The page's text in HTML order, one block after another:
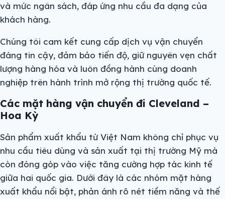
và mức ngân sách, đáp ứng nhu cầu đa dạng của
khách hàng.
Chúng tôi cam kết cung cấp dịch vụ vận chuyển
đáng tin cậy, đảm bảo tiến độ, giữ nguyên vẹn chất
lượng hàng hóa và luôn đồng hành cùng doanh
nghiệp trên hành trình mở rộng thị trường quốc tế.
Các mặt hàng vận chuyển đi Cleveland –
Hoa Kỳ
Sản phẩm xuất khẩu từ Việt Nam không chỉ phục vụ
nhu cầu tiêu dùng và sản xuất tại thị trường Mỹ mà
còn đóng góp vào việc tăng cường hợp tác kinh tế
giữa hai quốc gia. Dưới đây là các nhóm mặt hàng
xuất khẩu nổi bật, phản ánh rõ nét tiềm năng và thế